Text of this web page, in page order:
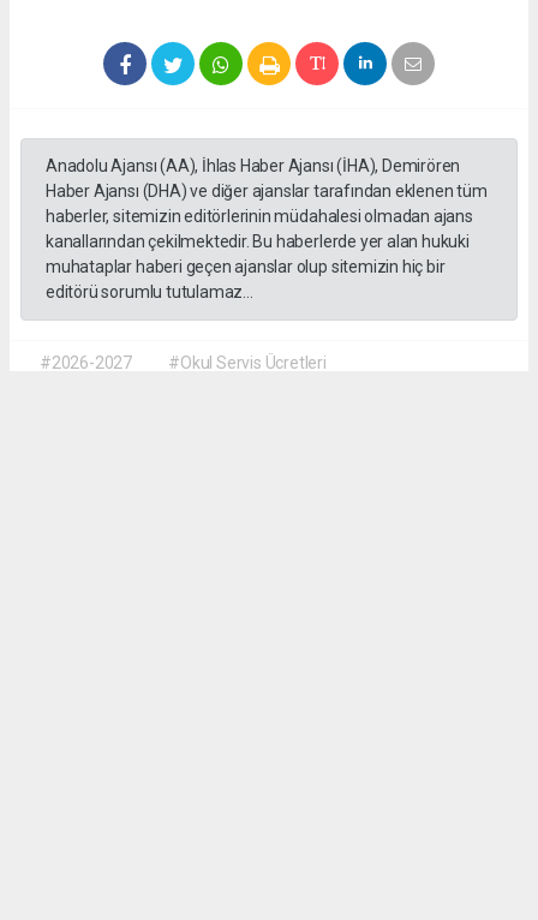
Anadolu Ajansı (AA), İhlas Haber Ajansı (İHA), Demirören
Haber Ajansı (DHA) ve diğer ajanslar tarafından eklenen tüm
haberler, sitemizin editörlerinin müdahalesi olmadan ajans
kanallarından çekilmektedir. Bu haberlerde yer alan hukuki
muhataplar haberi geçen ajanslar olup sitemizin hiç bir
editörü sorumlu tutulamaz...
#2026-2027
#Okul Servis Ücretleri